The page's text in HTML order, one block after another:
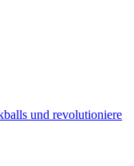
und revolutioniere